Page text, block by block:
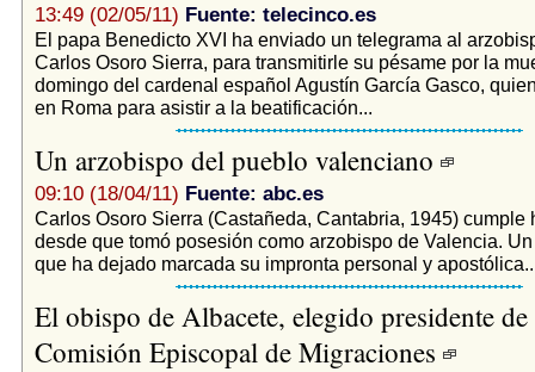
13:49 (02/05/11) Fuente: telecinco.es
El papa Benedicto XVI ha enviado un telegrama al
Carlos Osoro Sierra, para transmitirle su pésame por la
domingo del cardenal español Agustín García Gasco,
en Roma para asistir a la beatificación...
Un arzobispo del pueblo valenciano
09:10 (18/04/11) Fuente: abc.es
Carlos Osoro Sierra (Castañeda, Cantabria, 1945) cumple
desde que tomó posesión como arzobispo de Valencia.
que ha dejado marcada su impronta personal y
El obispo de Albacete, elegido presidente de
Comisión Episcopal de Migraciones